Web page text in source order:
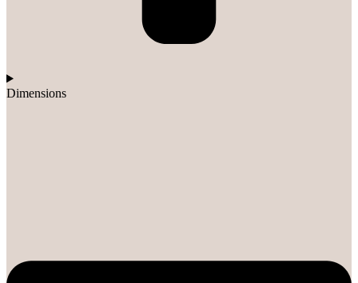
Dimensions